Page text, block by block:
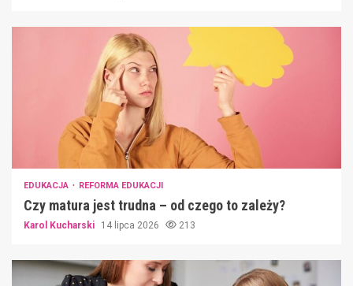
EDUKACJA REFORMA EDUKACJI
Czy matura jest trudna – od czego to zależy?
Karol Kucharski 14 lipca 2026 213